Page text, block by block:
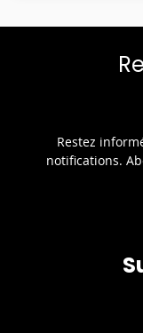
Restez
notifications.